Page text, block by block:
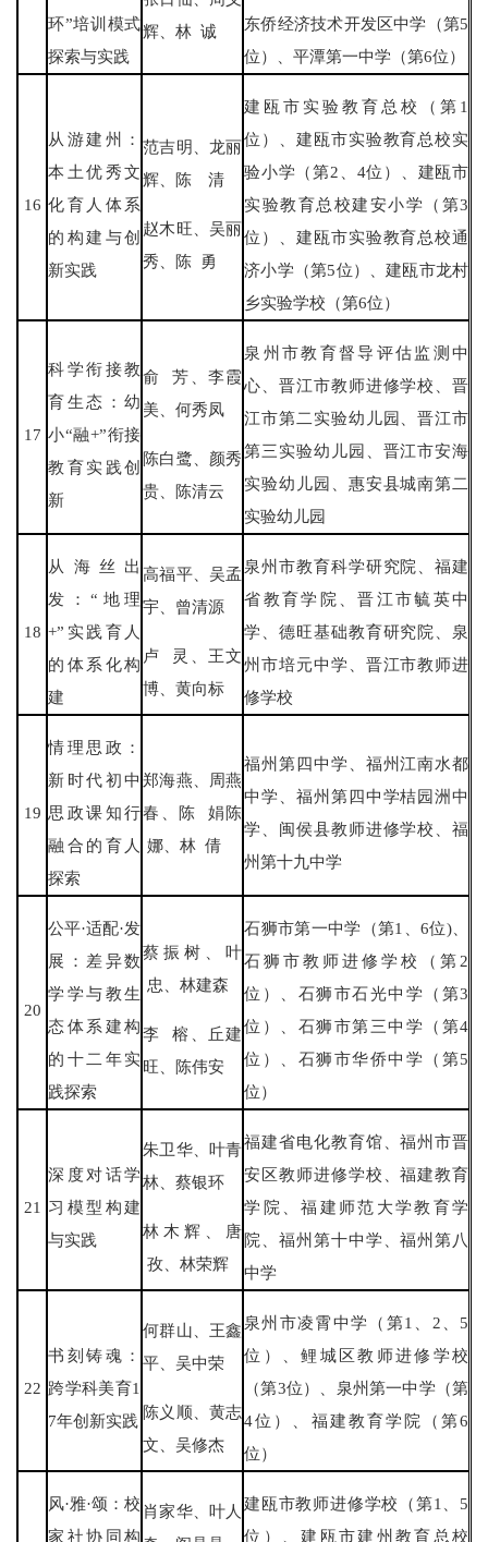
环”培训模式
探索与实践
辉、林 诚
东侨经济技术开发区中学（第5
位）、平潭第一中学（第6位）
16
从游建州：
本土优秀文
化育人体系
的构建与创
新实践
范吉明、龙丽
辉、陈 清
赵木旺、吴丽
秀、陈 勇
建瓯市实验教育总校（第1
位）、建瓯市实验教育总校实
验小学（第2、4位）、建瓯市
实验教育总校建安小学（第3
位）、建瓯市实验教育总校通
济小学（第5位）、建瓯市龙村
乡实验学校（第6位）
17
科学衔接教
育生态：幼
小“融+”衔接
教育实践创
新
俞 芳、李霞
美、何秀凤
陈白鹭、颜秀
贵、陈清云
泉州市教育督导评估监测中
心、晋江市教师进修学校、晋
江市第二实验幼儿园、晋江市
第三实验幼儿园、晋江市安海
实验幼儿园、惠安县城南第二
实验幼儿园
18
从海丝出
发：“地理
+”实践育人
的体系化构
建
高福平、吴孟
宇、曾清源
卢 灵、王文
博、黄向标
泉州市教育科学研究院、福建
省教育学院、晋江市毓英中
学、德旺基础教育研究院、泉
州市培元中学、晋江市教师进
修学校
19
情理思政：
新时代初中
思政课知行
融合的育人
探索
郑海燕、周燕
春、陈 娟陈
娜、林 倩
福州第四中学、福州江南水都
中学、福州第四中学桔园洲中
学、闽侯县教师进修学校、福
州第十九中学
20
公平·适配·发
展：差异数
学学与教生
态体系建构
的十二年实
践探索
蔡振树、叶
忠、林建森
李 榕、丘建
旺、陈伟安
石狮市第一中学（第1、6位)、
石狮市教师进修学校（第2
位）、石狮市石光中学（第3
位）、石狮市第三中学（第4
位）、石狮市华侨中学（第5
位）
21
深度对话学
习模型构建
与实践
朱卫华、叶青
林、蔡银环
林木辉、唐
孜、林荣辉
福建省电化教育馆、福州市晋
安区教师进修学校、福建教育
学院、福建师范大学教育学
院、福州第十中学、福州第八
中学
22
书刻铸魂：
跨学科美育1
7年创新实践
何群山、王鑫
平、吴中荣
陈义顺、黄志
文、吴修杰
泉州市凌霄中学（第1、2、5
位）、鲤城区教师进修学校
（第3位）、泉州第一中学（第
4位）、福建教育学院（第6
位）
风·雅·颂：校
家社协同构
肖家华、叶人 建瓯市教师进修学校（第1、5
位）、建瓯市建州教育总校